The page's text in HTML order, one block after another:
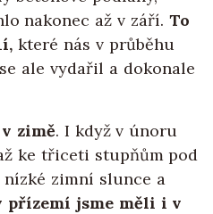
nakonec až v září. To
které nás v průběhu
ale vydařil a dokonale
zimě. I když v únoru
ke třiceti stupňům pod
zimní slunce a
jsme měli i v